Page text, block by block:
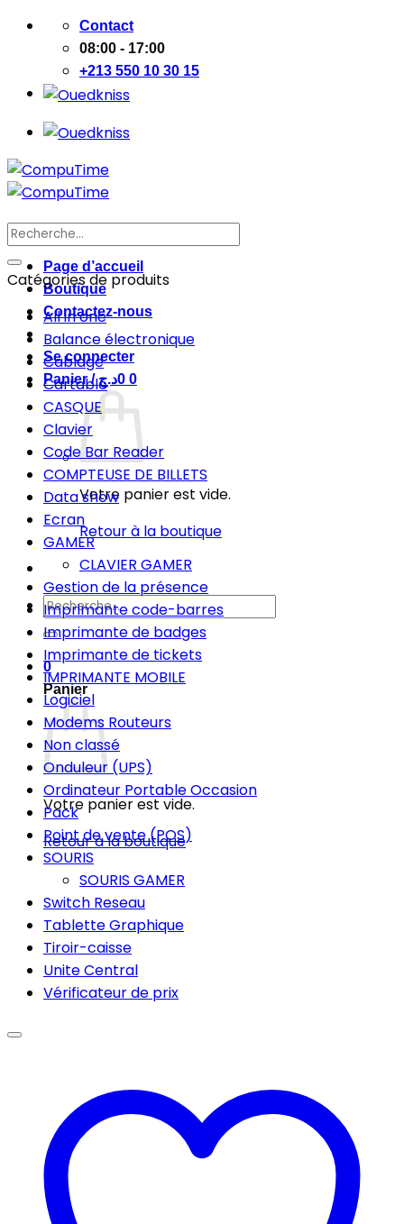
Passer
contenu
Contact
08:00 - 17:00
+213 550 10 30 15
Page d’accueil
Boutique
Contactez-nous
Se connecter
Panier /
0د.ج 0
Votre panier est vide.
Retour à la boutique
Recherche
pour :
0
Panier
Votre panier est vide.
Retour à la boutique
Recherche
pour :
Catégories de produits
All in one
Balance électronique
Cablage
Cartable
CASQUE
Clavier
Code Bar Reader
COMPTEUSE DE BILLETS
Data show
Ecran
GAMER
CLAVIER GAMER
Gestion de la présence
Imprimante code-barres
Imprimante de badges
Imprimante de tickets
IMPRIMANTE MOBILE
Logiciel
Modems Routeurs
Non classé
Onduleur (UPS)
Ordinateur Portable Occasion
Pack
Point de vente (POS)
SOURIS
SOURIS GAMER
Switch Reseau
Tablette Graphique
Tiroir-caisse
Unite Central
Vérificateur de prix